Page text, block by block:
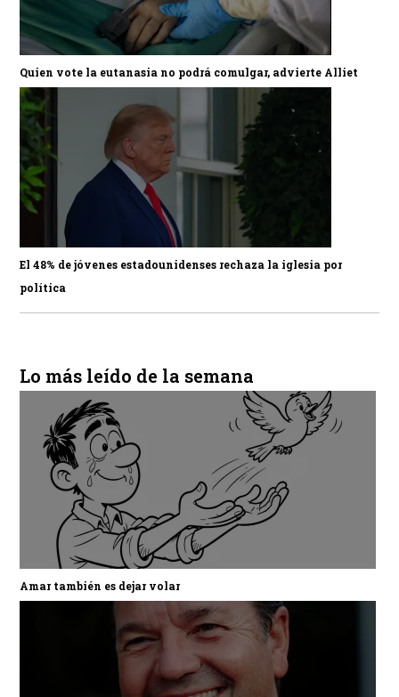
Quien vote la eutanasia no podrá comulgar, advierte Alliet
El 48% de jóvenes estadounidenses rechaza la iglesia por
política
Lo más leído de la semana
Amar también es dejar volar